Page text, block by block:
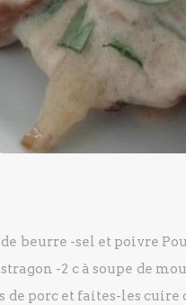
de beurre -sel et poivre
-2 c à soupe de
de porc et faites-les